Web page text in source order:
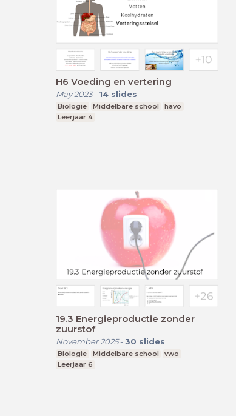
H6 Voeding en vertering
May 2023- 14 slides
Biologie Middelbare school
havo
Leerjaar 4
19.3 Energieproductie zonder
zuurstof
November 2025- 30 slides
Biologie Middelbare school
vwo
Leerjaar 6